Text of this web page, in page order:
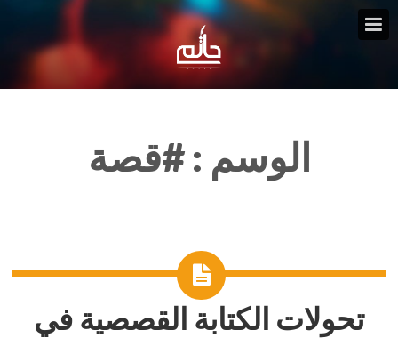
الوسم :#قصة
تحولات الكتابة القصصية في